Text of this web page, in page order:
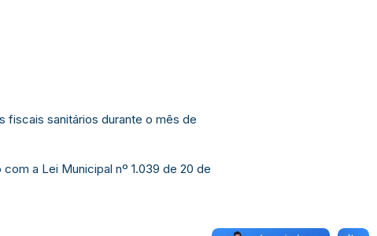
fiscais sanitários durante o mês de
a Lei Municipal nº 1.039 de 20 de